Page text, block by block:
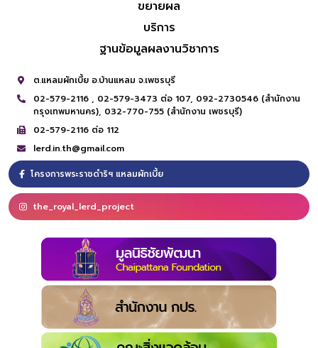
ขยายผล
บริการ
ฐานข้อมูลผลงานวิชาการ
ต.แหลมผักเบี้ย อ.บ้านแหลม จ.เพชรบุรี
02-579-2116 , 02-579-3473 ต่อ 107, 092-2730546 (สำนักงาน
กรุงเทพมหานคร), 032-770-755 (สำนักงาน เพชรบุรี)
02-579-2116 ต่อ 112
lerd.in.th@gmail.com
โครงการพระราชดำริฯ แหลมผักเบี้ย
the_royal_lerd_project